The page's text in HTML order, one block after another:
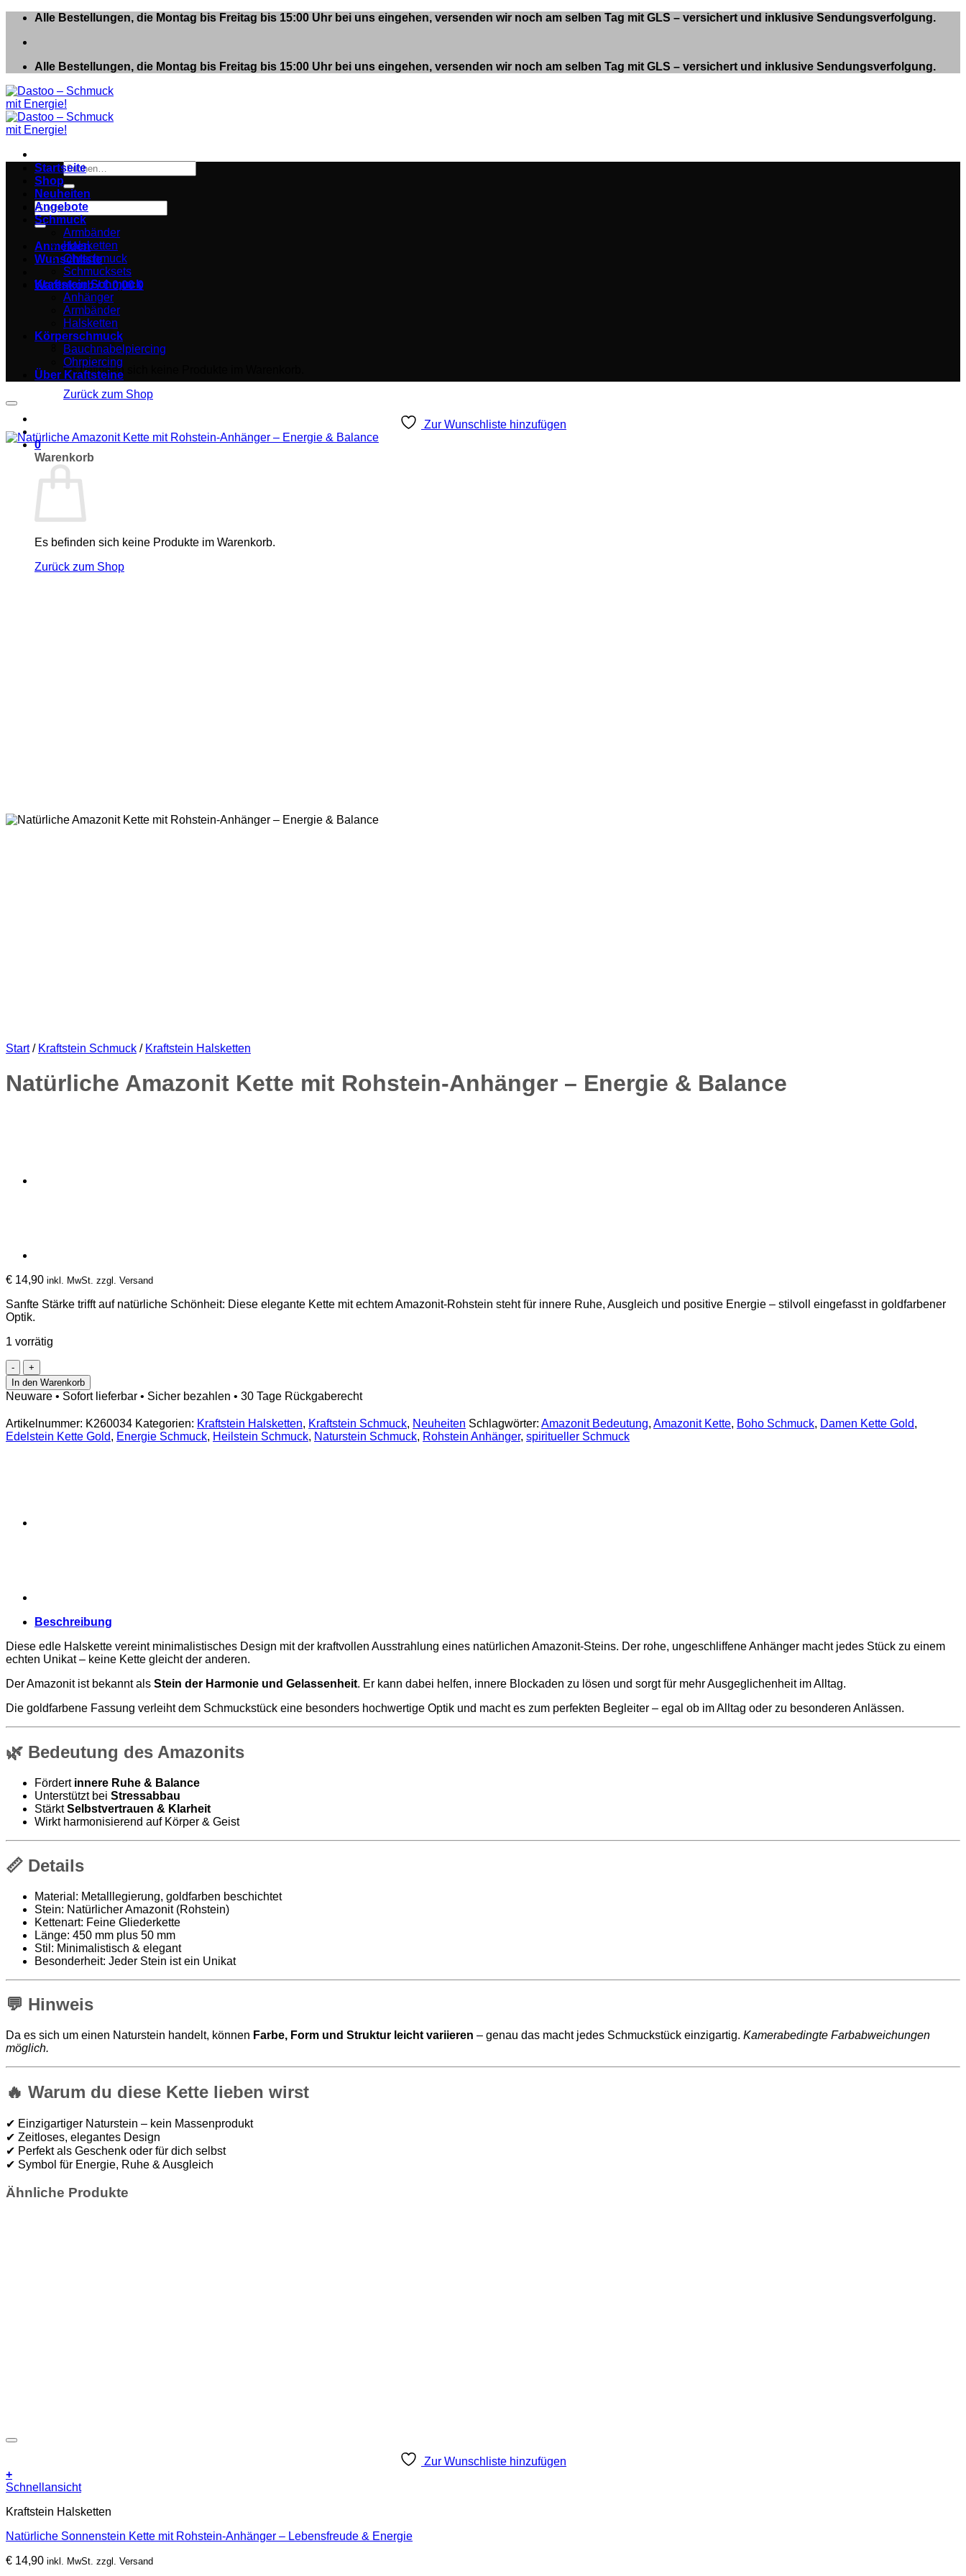
Zum
springen
Alle Bestellungen, die Montag bis Freitag bis 15:00 Uhr bei uns eingehen, versenden wir noch am selben Tag mit GLS – versichert und inklusive Sendungsverfolgung.
Alle Bestellungen, die Montag bis Freitag bis 15:00 Uhr bei uns eingehen, versenden wir noch am selben Tag mit GLS – versichert und inklusive Sendungsverfolgung.
Suchen
nach:
Suchen
nach:
Anmelden
Wunschliste
Warenkorb /€0,00 0
Es befinden sich keine Produkte im Warenkorb.
Zurück zum Shop
0
Warenkorb
Es befinden sich keine Produkte im Warenkorb.
Zurück zum Shop
Startseite
Shop
Neuheiten
Angebote
Schmuck
Armbänder
Halsketten
Ohrschmuck
Schmucksets
Kraftstein Schmuck
Anhänger
Armbänder
Halsketten
Körperschmuck
Bauchnabelpiercing
Ohrpiercing
Über Kraftsteine
Zur Wunschliste hinzufügen
Start / Kraftstein Schmuck / Kraftstein Halsketten
Natürliche Amazonit Kette mit Rohstein-Anhänger – Energie & Balance
€ 14,90 inkl. MwSt. zzgl. Versand
Sanfte Stärke trifft auf natürliche Schönheit: Diese elegante Kette mit echtem Amazonit-Rohstein steht für innere Ruhe, Ausgleich und positive Energie – stilvoll eingefasst in goldfarbener
Optik.
1 vorrätig
Natürliche
Amazonit
Kette
mit
Rohstein-
Anhänger
–
In den Warenkorb
Neuware • Sofort lieferbar • Sicher bezahlen • 30 Tage Rückgaberecht
Artikelnummer: K260034 Kategorien: Kraftstein Halsketten, Kraftstein Schmuck, Neuheiten Schlagwörter: Amazonit Bedeutung, Amazonit Kette, Boho Schmuck, Damen Kette Gold,
Edelstein Kette Gold, Energie Schmuck, Heilstein Schmuck, Naturstein Schmuck, Rohstein Anhänger, spiritueller Schmuck
Beschreibung
Diese edle Halskette vereint minimalistisches Design mit der kraftvollen Ausstrahlung eines natürlichen Amazonit-Steins. Der rohe, ungeschliffene Anhänger macht jedes Stück zu einem
echten Unikat – keine Kette gleicht der anderen.
Der Amazonit ist bekannt als Stein der Harmonie und Gelassenheit. Er kann dabei helfen, innere Blockaden zu lösen und sorgt für mehr Ausgeglichenheit im Alltag.
Die goldfarbene Fassung verleiht dem Schmuckstück eine besonders hochwertige Optik und macht es zum perfekten Begleiter – egal ob im Alltag oder zu besonderen Anlässen.
🌿 Bedeutung des Amazonits
Fördert innere Ruhe & Balance
Unterstützt bei Stressabbau
StärktSelbstvertrauen & Klarheit
Wirkt harmonisierend auf Körper & Geist
📏 Details
Material: Metalllegierung, goldfarben beschichtet
Stein: Natürlicher Amazonit (Rohstein)
Kettenart: Feine Gliederkette
Länge: 450 mm plus 50 mm
Stil: Minimalistisch & elegant
Besonderheit: Jeder Stein ist ein Unikat
💬 Hinweis
Da es sich um einen Naturstein handelt, können Farbe, Form und Struktur leicht variieren – genau das macht jedes Schmuckstück einzigartig. Kamerabedingte Farbabweichungen
möglich.
🔥 Warum du diese Kette lieben wirst
✔ Einzigartiger Naturstein – kein Massenprodukt
✔ Zeitloses, elegantes Design
✔ Perfekt als Geschenk oder für dich selbst
✔ Symbol für Energie, Ruhe & Ausgleich
Ähnliche Produkte
Zur Wunschliste hinzufügen
+
Schnellansicht
Kraftstein Halsketten
Natürliche Sonnenstein Kette mit Rohstein-Anhänger – Lebensfreude & Energie
€ 14,90 inkl. MwSt. zzgl. Versand